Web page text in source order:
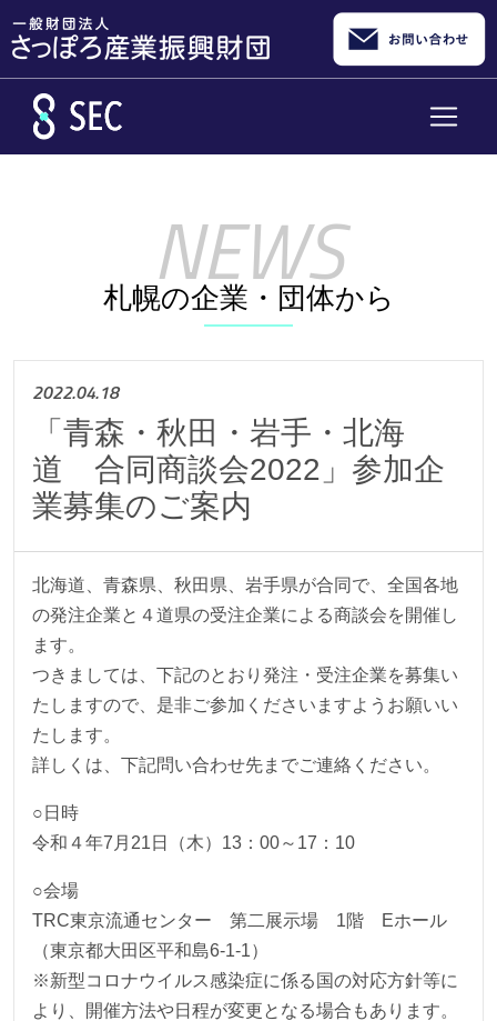
札幌の企業・団体から
2022.04.18
「青森・秋田・岩手・北海
道 合同商談会2022」参加企
業募集のご案内
北海道、青森県、秋田県、岩手県が合同で、全国各地
の発注企業と４道県の受注企業による商談会を開催し
ます。
つきましては、下記のとおり発注・受注企業を募集い
たしますので、是非ご参加くださいますようお願いい
たします。
詳しくは、下記問い合わせ先までご連絡ください。
○日時
令和４年7月21日（木）13：00～17：10
○会場
TRC東京流通センター 第二展示場 1階 Eホール
（東京都大田区平和島6-1-1）
※新型コロナウイルス感染症に係る国の対応方針等に
より、開催方法や日程が変更となる場合もあります。